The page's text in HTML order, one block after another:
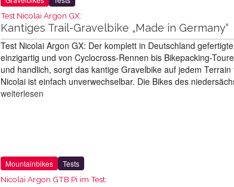
Test Nicolai Argon GX:
Kantiges Trail-Gravelbike „Made in Germany“
Test Nicolai Argon GX: Der komplett in Deutschland
einzigartig und von Cyclocross-Rennen bis Bikepacking-
und handlich, sorgt das kantige Gravelbike auf jedem
Nicolai ist einfach unverwechselbar. Die Bikes des
weiterlesen
Mountainbikes Tests
Nicolai Argon GTB Pi im Test: